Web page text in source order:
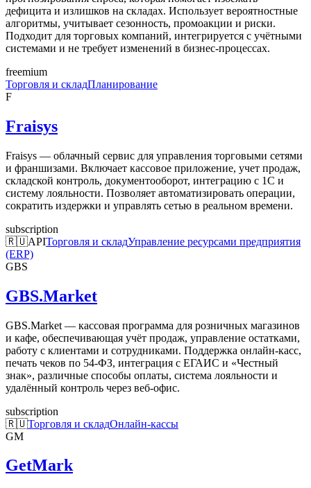
дефицита и излишков на складах. Использует вероятностные
алгоритмы, учитывает сезонность, промоакции и риски.
Подходит для торговых компаний, интегрируется с учётными
системами и не требует изменений в бизнес-процессах.
freemium
Торговля и складПланирование
F
Fraisys
Fraisys — облачный сервис для управления торговыми сетями
и франшизами. Включает кассовое приложение, учет продаж,
складской контроль, документооборот, интеграцию с 1С и
систему лояльности. Позволяет автоматизировать операции,
сократить издержки и управлять сетью в реальном времени.
subscription
🇷🇺APIТорговля и складУправление ресурсами предприятия
(ERP)
GBS
GBS.Market
GBS.Market — кассовая программа для розничных магазинов
и кафе, обеспечивающая учёт продаж, управление остатками,
работу с клиентами и сотрудниками. Поддержка онлайн-касс,
печать чеков по 54-ФЗ, интеграция с ЕГАИС и «Честный
знак», различные способы оплаты, система лояльности и
удалённый контроль через веб-офис.
subscription
🇷🇺Торговля и складОнлайн-кассы
GM
GetMark